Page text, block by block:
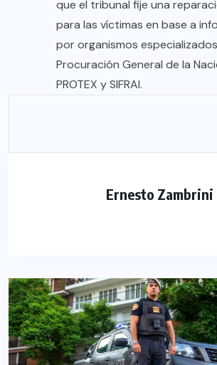
que el tribunal fije una
para las víctimas en base a
por organismos
Procuración General de la
PROTEX y SIFRAI.
Ernesto Zambrini